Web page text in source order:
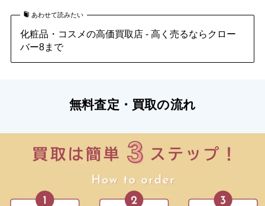
あわせて読みたい
化粧品・コスメの高価買取店 - 高く売るならクロー
バー8まで
無料査定・買取の流れ